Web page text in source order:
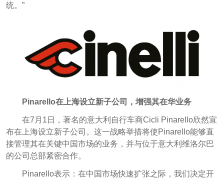
统。”
Pinarello在上海设立新子公司，增强其在华业务
在7月1日，著名的意大利自行车商Cicli Pinarello欣然宣
布在上海设立新子公司。这一战略举措将使Pinarello能够直
接管理其在关键中国市场的业务，并与位于意大利维洛尔巴
的公司总部紧密合作。
Pinarello表示：在中国市场快速扩张之际，我们决定开